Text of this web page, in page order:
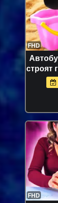
FHD
строят
для
FHD